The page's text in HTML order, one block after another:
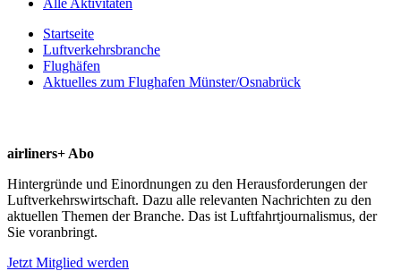
Startseite
Luftverkehrsbranche
Flughäfen
Aktuelles zum Flughafen Münster/Osnabrück
airliners+ Abo
Hintergründe und Einordnungen zu den Herausforderungen der
Luftverkehrswirtschaft. Dazu alle relevanten Nachrichten zu den
aktuellen Themen der Branche. Das ist Luftfahrtjournalismus, der
Sie voranbringt.
Jetzt Mitglied werden